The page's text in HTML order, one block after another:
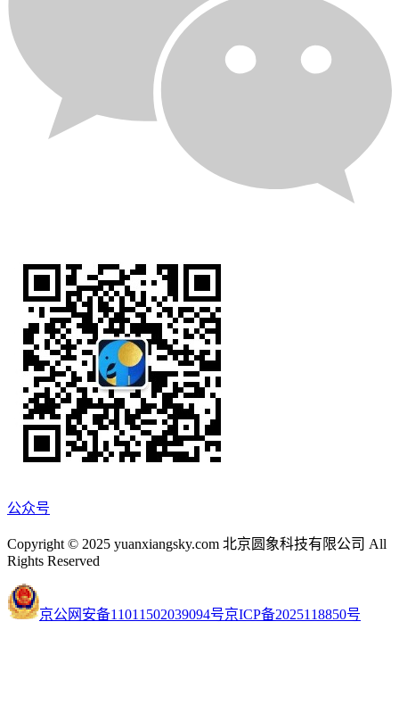
公众号
Copyright © 2025 yuanxiangsky.com 北京圆象科技有限公司 All
Rights Reserved
京公网安备11011502039094号京ICP备2025118850号